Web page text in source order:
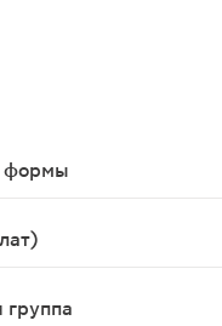
формы
оболочкой
группа